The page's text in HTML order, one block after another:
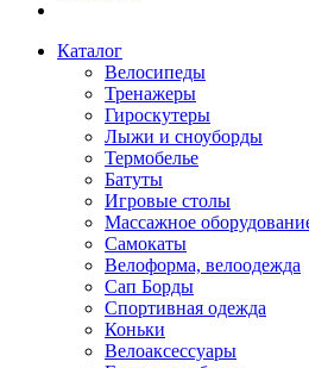
Каталог
Велосипеды
Тренажеры
Гироскутеры
Лыжи и сноуборды
Термобелье
Батуты
Игровые столы
Массажное
Самокаты
Велоформа, велоодежда
Сап Борды
Спортивная одежда
Коньки
Велоаксессуары